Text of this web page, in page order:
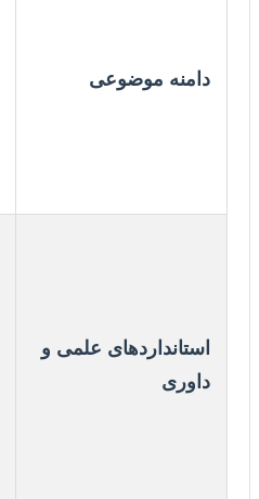
دامنه موضوعی
استانداردهای علمی و
داوری